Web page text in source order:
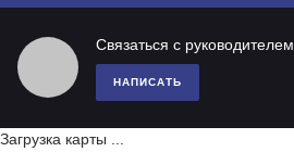
Связаться с руководителем
НАПИСАТЬ
Загрузка карты ...